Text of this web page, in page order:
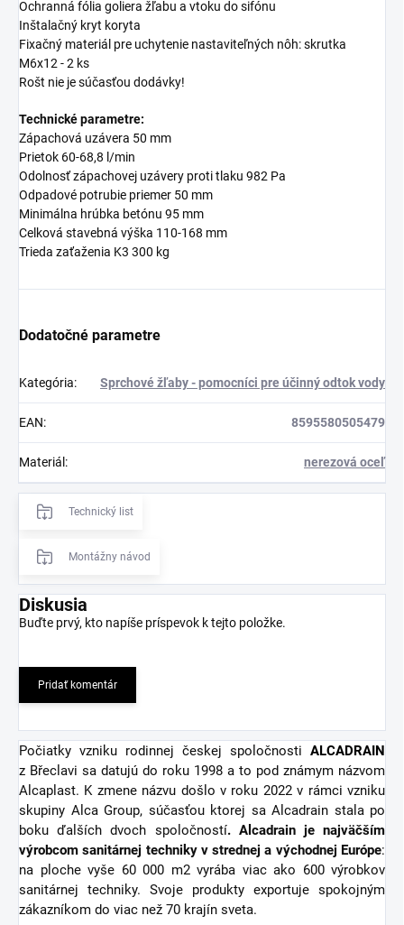
Ochranná fólia goliera žľabu a vtoku do sifónu
Inštalačný kryt koryta
Fixačný materiál pre uchytenie nastaviteľných nôh: skrutka
M6x12 - 2 ks
Rošt nie je súčasťou dodávky!
Technické parametre:
Zápachová uzávera 50 mm
Prietok 60-68,8 l/min
Odolnosť zápachovej uzávery proti tlaku 982 Pa
Odpadové potrubie priemer 50 mm
Minimálna hrúbka betónu 95 mm
Celková stavebná výška 110-168 mm
Trieda zaťaženia K3 300 kg
Dodatočné parametre
Kategória: Sprchové žľaby - pomocníci pre účinný odtok vody
EAN: 8595580505479
Materiál : nerezová oceľ
Technický list
Montážny návod
Diskusia
Buďte prvý, kto napíše príspevok k tejto položke.
Pridať komentár
Počiatky vzniku rodinnej českej spoločnosti ALCADRAIN
z Břeclavi sa datujú do roku 1998 a to pod známym názvom
Alcaplast. K zmene názvu došlo v roku 2022 v rámci vzniku
skupiny Alca Group, súčasťou ktorej sa Alcadrain stala po
boku ďalších dvoch spoločností. Alcadrain je najväčším
výrobcom sanitárnej techniky v strednej a východnej Európe:
na ploche vyše 60 000 m2 vyrába viac ako 600 výrobkov
sanitárnej techniky. Svoje produkty exportuje spokojným
zákazníkom do viac než 70 krajín sveta.